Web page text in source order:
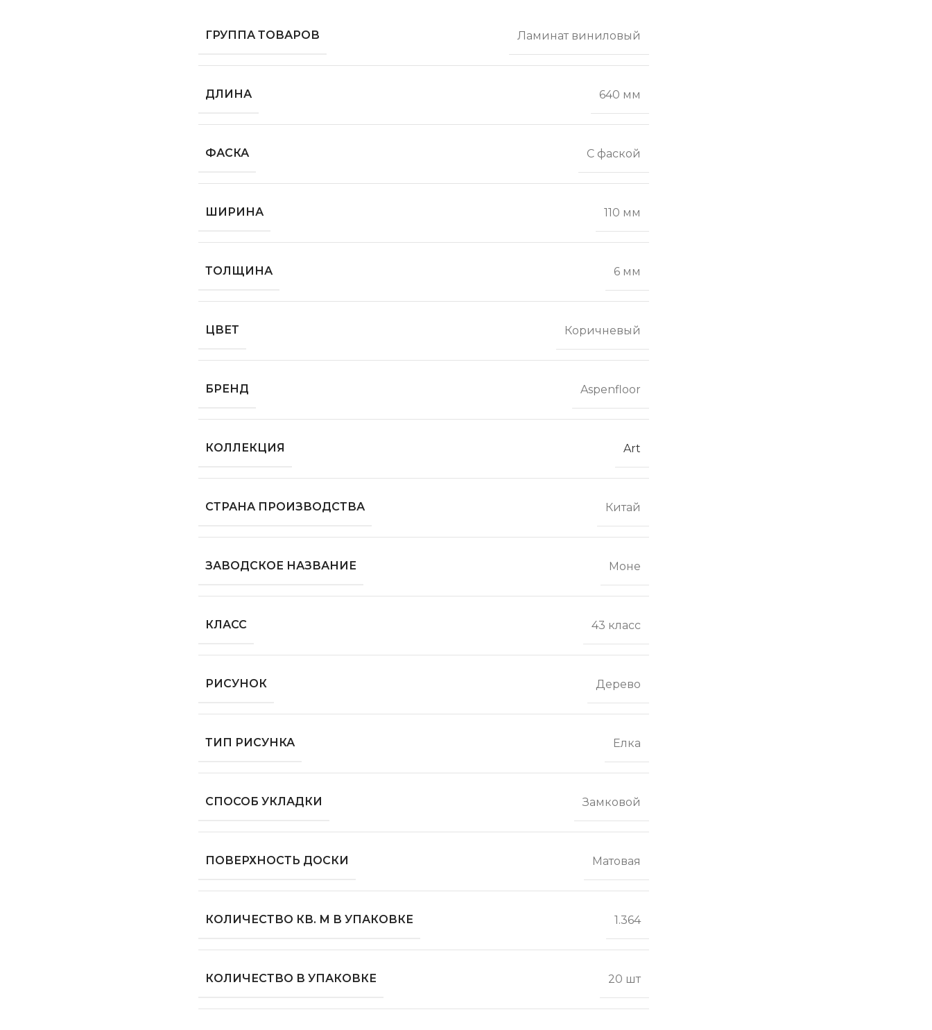
ГРУППА ТОВАРОВ Ламинат виниловый
ДЛИНА 640 мм
ФАСКА С фаской
ШИРИНА 110 мм
ТОЛЩИНА 6 мм
ЦВЕТ Коричневый
БРЕНД Aspenfloor
КОЛЛЕКЦИЯ Art
СТРАНА ПРОИЗВОДСТВА Китай
ЗАВОДСКОЕ НАЗВАНИЕ Моне
КЛАСС 43 класс
РИСУНОК Дерево
ТИП РИСУНКА Елка
СПОСОБ УКЛАДКИ Замковой
ПОВЕРХНОСТЬ ДОСКИ Матовая
КОЛИЧЕСТВО КВ. М В УПАКОВКЕ 1.364
КОЛИЧЕСТВО В УПАКОВКЕ 20 шт